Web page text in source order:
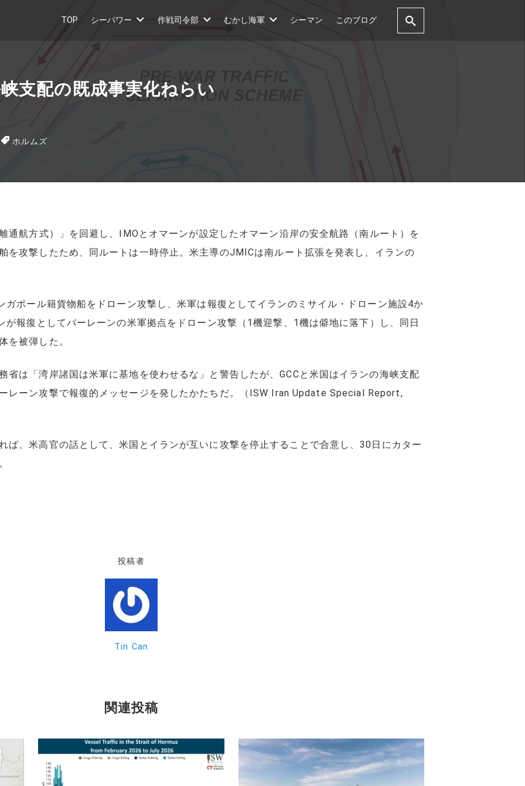
TOP シーパワー 作戦司令部 むかし海軍 シーマン このブログ
支配の既成事実化ねらい
ホルムズ
通航方式）」を回避し、IMOとオマーンが設定したオマーン沿岸の安全航路（南ルート）を
を攻撃したため、同ルートは一時停止。米主導のJMICは南ルート拡張を発表し、イランの
ポール籍貨物船をドローン攻撃し、米軍は報復としてイランのミサイル・ドローン施設4か
が報復としてバーレーンの米軍拠点をドローン攻撃（1機迎撃、1機は僻地に落下）し、同日
を被弾した。
省は「湾岸諸国は米軍に基地を使わせるな」と警告したが、GCCと米国はイランの海峡支配
レーン攻撃で報復的メッセージを発したかたちだ。（ISW Iran Update Special Report,
ば、米高官の話として、米国とイランが互いに攻撃を停止することで合意し、30日にカター
。
投稿者
Tin Can
関連投稿